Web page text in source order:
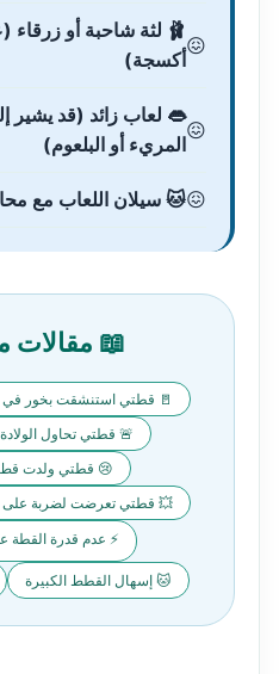
🩰 لثة شاحبة أو
أكسجة)
👄 لعاب زائد (قد
المريء أو البلعوم)
🐱 سيلان اللعاب مع
📖 مقالات
🚪 قطتي استنشقت بخور في
🚨 قطتي تحاول
😢 قطتي ولدت قط
💥 قطتي تعرضت لضربة على
⚡ عدم قدرة القطة
🐱 إسهال القطط الكبيرة